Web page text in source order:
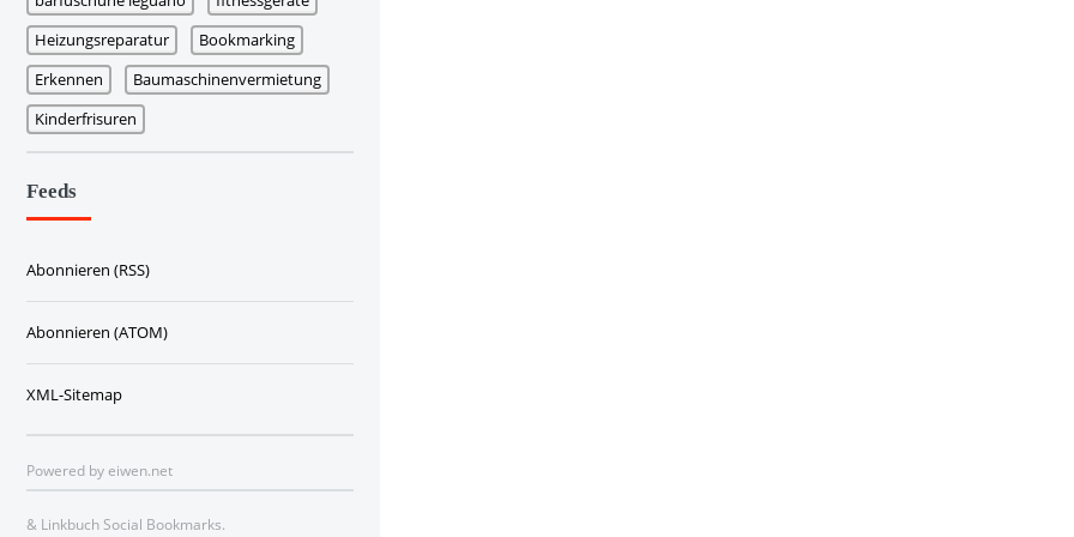
Heizungsreparatur
Bookmarking
Erkennen
Baumaschinenvermietung
Kinderfrisuren
Feeds
Abonnieren (RSS)
Abonnieren (ATOM)
XML-Sitemap
Powered by eiwen.net
& Linkbuch Social Bookmarks.